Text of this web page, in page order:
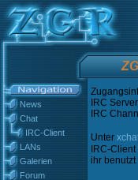
News
Chat
IRC-Client
LANs
Galerien
Forum
IRC
IRC
Unter
IRC-
ihr benutzt